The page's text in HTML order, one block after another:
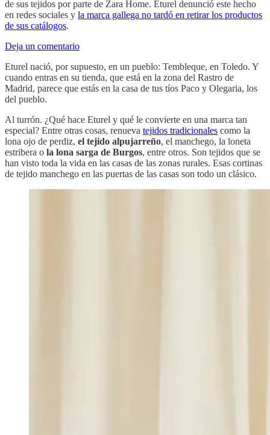
de sus tejidos por parte de Zara Home. Eturel denunció este hecho
en redes sociales y la marca gallega no tardó en retirar los productos
de sus catálogos.
Deja un comentario
Eturel nació, por supuesto, en un pueblo: Tembleque, en Toledo. Y
cuando entras en su tienda, que está en la zona del Rastro de
Madrid, parece que estás en la casa de tus tíos Paco y Olegaria, los
del pueblo.
Al turrón. ¿Qué hace Eturel y qué le convierte en una marca tan
especial? Entre otras cosas, renueva tejidos tradicionales como la
lona ojo de perdiz, el tejido alpujarreño, el manchego, la loneta
estribera o la lona sarga de Burgos, entre otros. Son tejidos que se
han visto toda la vida en las casas de las zonas rurales. Esas cortinas
de tejido manchego en las puertas de las casas son todo un clásico.